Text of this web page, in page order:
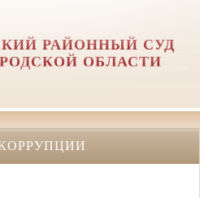
РАЙОННЫЙ СУД
ОБЛАСТИ